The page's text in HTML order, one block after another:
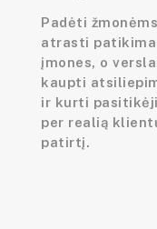
Padėti žmonėms
atrasti
įmones, o
kaupti
ir kurti
per realią
patirtį.